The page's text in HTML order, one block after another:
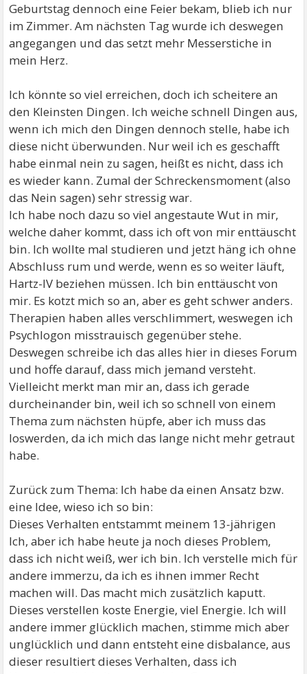
Geburtstag dennoch eine Feier bekam, blieb ich nur
im Zimmer. Am nächsten Tag wurde ich deswegen
angegangen und das setzt mehr Messerstiche in
mein Herz.
Ich könnte so viel erreichen, doch ich scheitere an
den Kleinsten Dingen. Ich weiche schnell Dingen aus,
wenn ich mich den Dingen dennoch stelle, habe ich
diese nicht überwunden. Nur weil ich es geschafft
habe einmal nein zu sagen, heißt es nicht, dass ich
es wieder kann. Zumal der Schreckensmoment (also
das Nein sagen) sehr stressig war.
Ich habe noch dazu so viel angestaute Wut in mir,
welche daher kommt, dass ich oft von mir enttäuscht
bin. Ich wollte mal studieren und jetzt häng ich ohne
Abschluss rum und werde, wenn es so weiter läuft,
Hartz-IV beziehen müssen. Ich bin enttäuscht von
mir. Es kotzt mich so an, aber es geht schwer anders.
Therapien haben alles verschlimmert, weswegen ich
Psychlogon misstrauisch gegenüber stehe.
Deswegen schreibe ich das alles hier in dieses Forum
und hoffe darauf, dass mich jemand versteht.
Vielleicht merkt man mir an, dass ich gerade
durcheinander bin, weil ich so schnell von einem
Thema zum nächsten hüpfe, aber ich muss das
loswerden, da ich mich das lange nicht mehr getraut
habe.
Zurück zum Thema: Ich habe da einen Ansatz bzw.
eine Idee, wieso ich so bin:
Dieses Verhalten entstammt meinem 13-jährigen
Ich, aber ich habe heute ja noch dieses Problem,
dass ich nicht weiß, wer ich bin. Ich verstelle mich für
andere immerzu, da ich es ihnen immer Recht
machen will. Das macht mich zusätzlich kaputt.
Dieses verstellen koste Energie, viel Energie. Ich will
andere immer glücklich machen, stimme mich aber
unglücklich und dann entsteht eine disbalance, aus
dieser resultiert dieses Verhalten, dass ich